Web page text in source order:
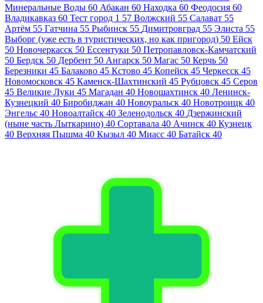
Минеральные Воды 60 Абакан 60 Находка 60 Феодосия 60
Владикавказ 60 Тест город 1 57 Волжский 55 Салават 55
Артём 55 Гатчина 55 Рыбинск 55 Димитровград 55 Элиста 55
Выборг (уже есть в туристических, но как пригород) 50 Ейск
50 Новочеркасск 50 Ессентуки 50 Петропавловск-Камчатский
50 Бердск 50 Дербент 50 Ангарск 50 Магас 50 Керчь 50
Березники 45 Балаково 45 Кстово 45 Копейск 45 Черкесск 45
Новомосковск 45 Каменск-Шахтинский 45 Рубцовск 45 Серов
45 Великие Луки 45 Магадан 40 Новошахтинск 40 Ленинск-
Кузнецкий 40 Биробиджан 40 Новоуральск 40 Новотроицк 40
Энгельс 40 Новоалтайск 40 Зеленодольск 40 Дзержинский
(ныне часть Лыткарино) 40 Сортавала 40 Ачинск 40 Кузнецк
40 Верхняя Пышма 40 Кызыл 40 Миасс 40 Батайск 40